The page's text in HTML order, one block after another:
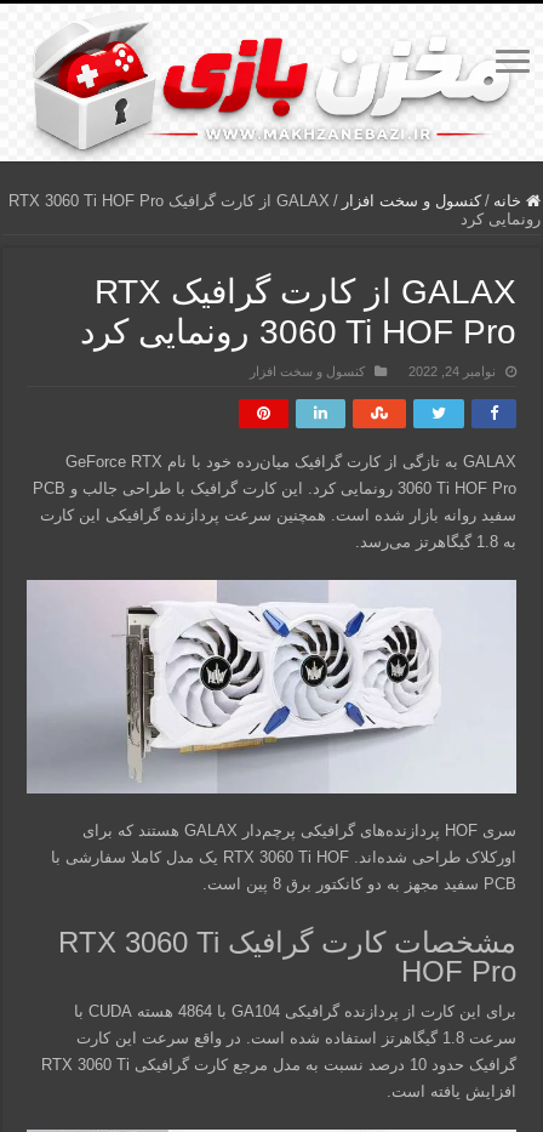
خانه / کنسول و سخت افزار /
GALAX از کارت گرافیک RTX 3060 Ti HOF Pro
رونمایی کرد
GALAX از کارت گرافیک RTX
3060 Ti HOF Pro رونمایی کرد
نوامبر 24, 2022 کنسول و سخت افزار
GALAX به تازگی از کارت گرافیک میان‌رده خود با نام GeForce RTX
3060 Ti HOF Pro رونمایی کرد. این کارت گرافیک با طراحی جالب و PCB
سفید روانه بازار شده است. همچنین سرعت پردازنده گرافیکی این کارت
به 1.8 گیگاهرتز می‌رسد.
سری HOF پردازنده‌های گرافیکی پرچم‌دار GALAX هستند که برای
اورکلاک طراحی شده‌اند. RTX 3060 Ti HOF یک مدل کاملا سفارشی با
PCB سفید مجهز به دو کانکتور برق 8 پین است.
مشخصات کارت گرافیک RTX 3060 Ti
HOF Pro
برای این کارت از پردازنده گرافیکی GA104 با 4864 هسته CUDA با
سرعت 1.8 گیگاهرتز استفاده شده است. در واقع سرعت این کارت
گرافیک حدود 10 درصد نسبت به مدل مرجع کارت گرافیکی RTX 3060 Ti
افزایش یافته است.